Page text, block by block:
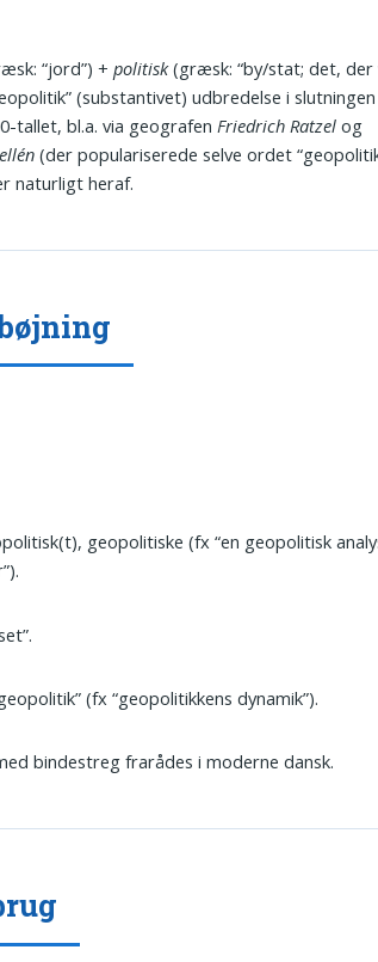
“jord”) +politisk(græsk: “by/stat; det,
(substantivet) udbredelse i
tallet, bl.a. via geografen Friedrich Ratzel og
(der populariserede selve ordet
naturligt heraf.
geopolitiske (fx “en geopolitisk
(fx “geopolitikkens dynamik”).
bindestreg frarådes i moderne dansk.